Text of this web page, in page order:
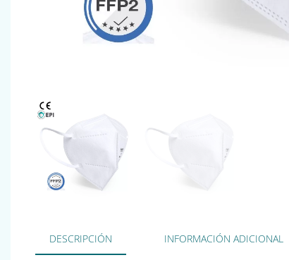
DESCRIPCIÓN INFORMACIÓN ADICIONAL